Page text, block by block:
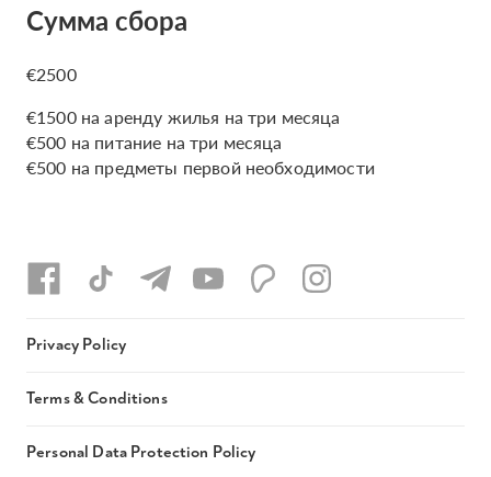
Сумма сбора
€2500
€1500 на аренду жилья на три месяца
€500 на питание на три месяца
€500 на предметы первой необходимости
Privacy Policy
Terms & Conditions
Personal Data Protection Policy